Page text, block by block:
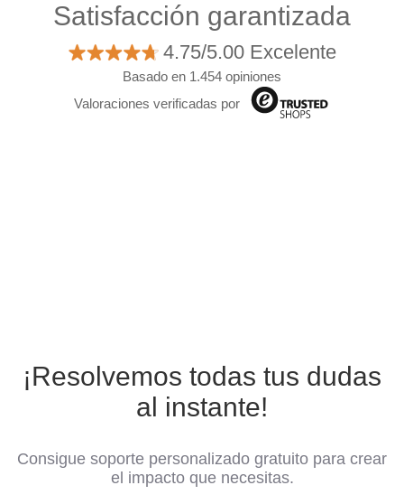
Satisfacción garantizada
4.75/5.00 Excelente
Basado en 1.454 opiniones
Valoraciones verificadas por
¡Resolvemos todas tus dudas
al instante!
Consigue soporte personalizado gratuito para crear
el impacto que necesitas.